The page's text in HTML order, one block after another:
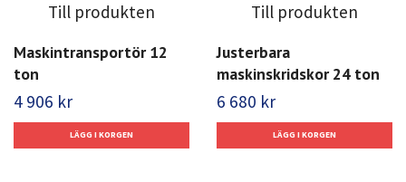
Till produkten
Maskintransportör 12
ton
4 906 kr
Till produkten
Justerbara
maskinskridskor 24 ton
6 680 kr